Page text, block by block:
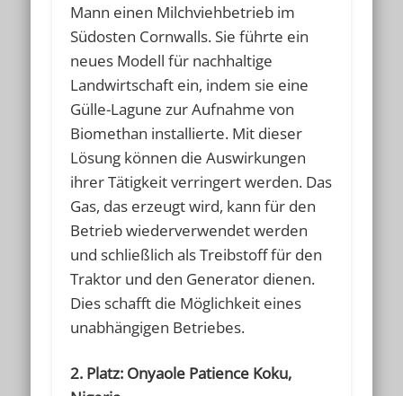
Mann einen Milchviehbetrieb im
Südosten Cornwalls. Sie führte ein
neues Modell für nachhaltige
Landwirtschaft ein, indem sie eine
Gülle-Lagune zur Aufnahme von
Biomethan installierte. Mit dieser
Lösung können die Auswirkungen
ihrer Tätigkeit verringert werden. Das
Gas, das erzeugt wird, kann für den
Betrieb wiederverwendet werden
und schließlich als Treibstoff für den
Traktor und den Generator dienen.
Dies schafft die Möglichkeit eines
unabhängigen Betriebes.
2. Platz: Onyaole Patience Koku,